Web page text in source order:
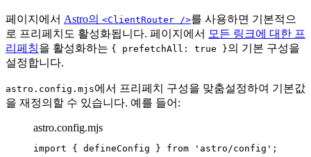
페이지에서 Astro의 <ClientRouter />를 사용하면 기본적으
로 프리페치도 활성화됩니다. 페이지에서 모든 링크에 대한 프
리페칭을 활성화하는 { prefetchAll: true }의 기본 구성을
설정합니다.
astro.config.mjs에서 프리페치 구성을 맞춤설정하여 기본값
을 재정의할 수 있습니다. 예를 들어:
astro.config.mjs
import { defineConfig } from ' astro/config ' ;